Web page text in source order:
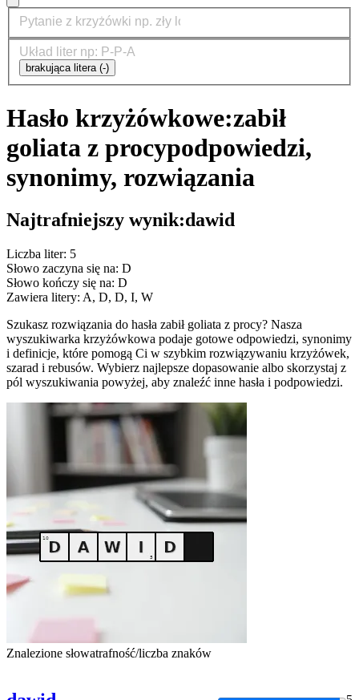
brakująca litera (-)
Hasło krzyżówkowe:zabił
goliata z procypodpowiedzi,
synonimy, rozwiązania
Najtrafniejszy wynik:dawid
Liczba liter: 5
Słowo zaczyna się na: D
Słowo kończy się na: D
Zawiera litery: A, D, D, I, W
Szukasz rozwiązania do hasła zabił goliata z procy? Nasza
wyszukiwarka krzyżówkowa podaje gotowe odpowiedzi, synonimy
i definicje, które pomogą Ci w szybkim rozwiązywaniu krzyżówek,
szarad i rebusów. Wybierz najlepsze dopasowanie albo skorzystaj z
pól wyszukiwania powyżej, aby znaleźć inne hasła i podpowiedzi.
Znalezione słowatrafność/liczba znaków